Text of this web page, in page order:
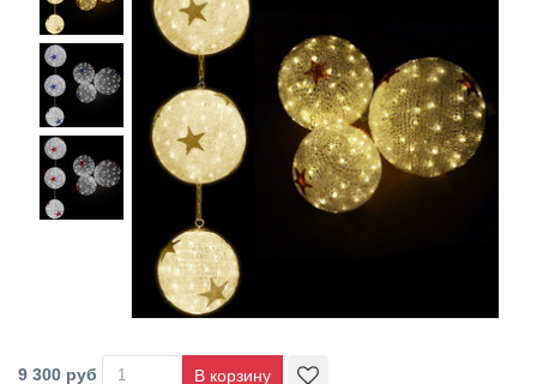
9 300 руб